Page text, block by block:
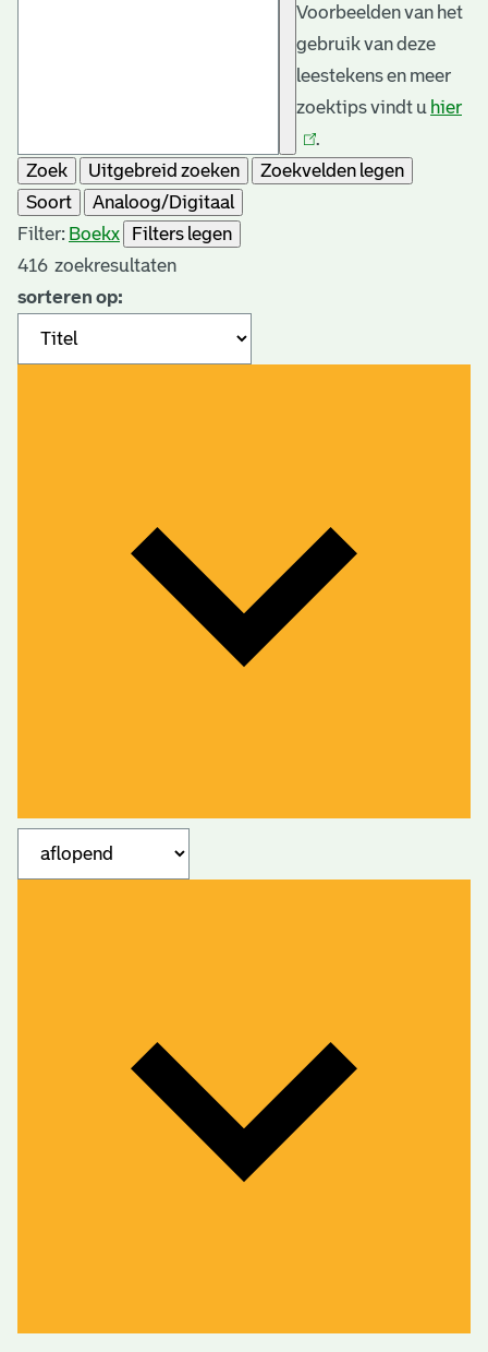
Voorbeelden van het
gebruik van deze
leestekens en meer
zoektips vindt u hier
.
Zoek
Uitgebreid zoeken
Zoekvelden legen
Soort
Analoog/Digitaal
Filter: Boekx
Filters legen
416 zoekresultaten
sorteren op: